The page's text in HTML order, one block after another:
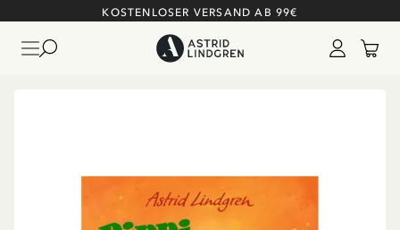
KOSTENLOSER VERSAND AB 99€